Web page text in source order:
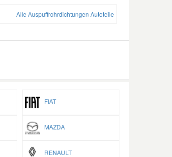
Alle Auspuffrohrdichtungen Autoteile
FIAT
MAZDA
RENAULT